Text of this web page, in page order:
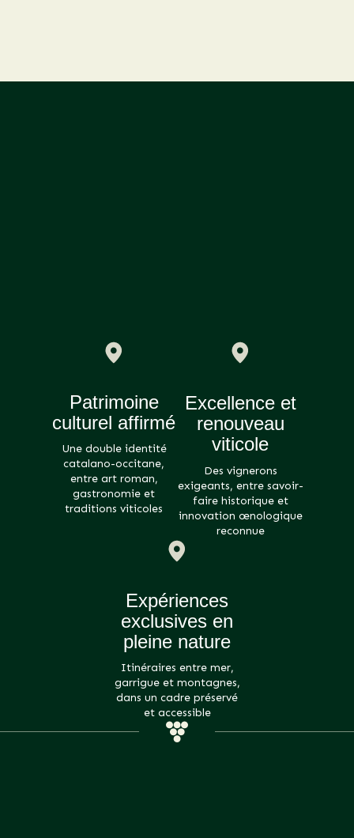
Patrimoine
culturel affirmé
Une double identité
catalano-occitane,
entre art roman,
gastronomie et
traditions viticoles
Excellence et
renouveau
viticole
Des vignerons
exigeants, entre savoir-
faire historique et
innovation œnologique
reconnue
Expériences
exclusives en
pleine nature
Itinéraires entre mer,
garrigue et montagnes,
dans un cadre préservé
et accessible